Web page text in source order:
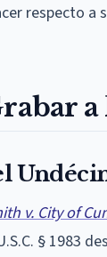
respecto a
a
v. City of
§ 1983